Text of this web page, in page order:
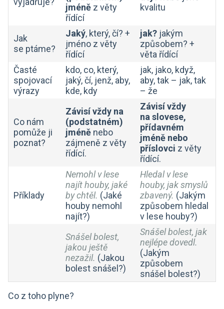
jméně z věty
řídící
kvalitu
Jak
se ptáme?
Jaký, který, čí? +
jméno z věty
řídící
jak? jakým
způsobem? +
věta řídící
Časté
spojovací
výrazy
kdo, co, který,
jaký, čí, jenž, aby,
kde, kdy
jak, jako, když,
aby, tak – jak, tak
– že
Co nám
pomůže ji
poznat?
Závisí vždy na
(podstatném)
jméně nebo
zájmeně z věty
řídící.
Závisí vždy
na slovese,
přídavném
jméně nebo
příslovci z věty
řídící.
Příklady
Nemohl v lese
najít houby, jaké
by chtěl. (Jaké
houby nemohl
najít?)
Hledal v lese
houby, jak smyslů
zbavený. (Jakým
způsobem hledal
v lese houby?)
Snášel bolest,
jakou ještě
nezažil. (Jakou
bolest snášel?)
Snášel bolest, jak
nejlépe dovedl.
(Jakým
způsobem
snášel bolest?)
Co z toho plyne?